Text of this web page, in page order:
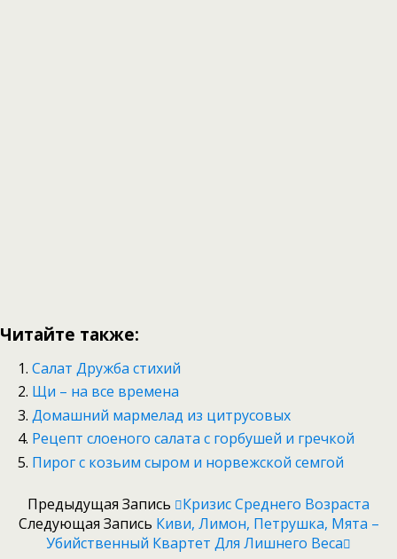
Читайте также:
Салат Дружба стихий
Щи – на все времена
Домашний мармелад из цитрусовых
Рецепт слоеного салата с горбушей и гречкой
Пирог с козьим сыром и норвежской семгой
Предыдущая Запись
Кризис Среднего Возраста
Следующая Запись Киви, Лимон, Петрушка, Мята –
Убийственный Квартет Для Лишнего Веса